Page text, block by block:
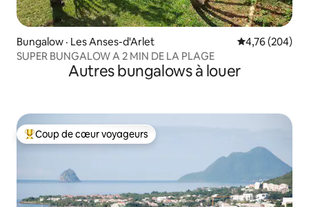
Bungalow · Les Anses-d'Arlet Note
4,76 (204)
SUPER BUNGALOW A 2 MIN DE LA PLAGE
Autres bungalows à louer
Coup de cœur voyageurs parmi les plus aimés
Coup de cœur voyageurs